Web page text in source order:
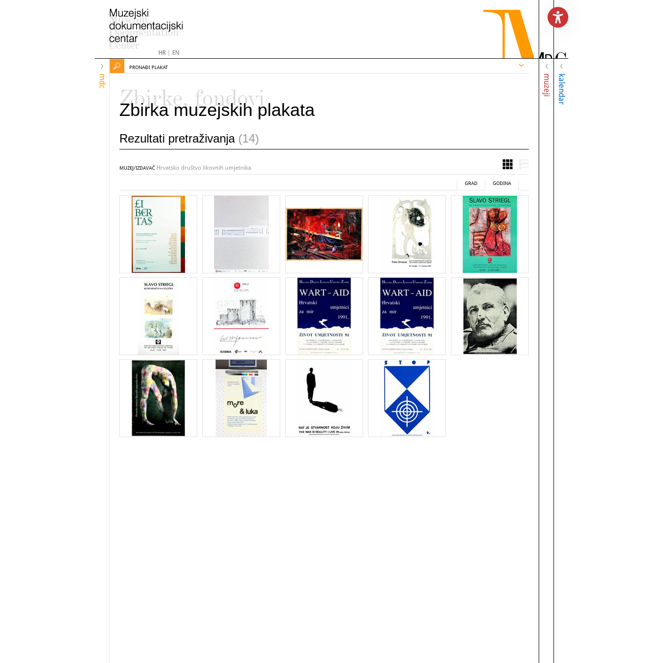
HR| EN
mdc muzeji kalendar
PRONAĐI PLAKAT
Zbirke, fondovi
Zbirka muzejskih plakata
Rezultati pretraživanja (14)
MUZEJ/IZDAVAČ Hrvatsko društvo likovnih umjetnika
GRAD GODINA